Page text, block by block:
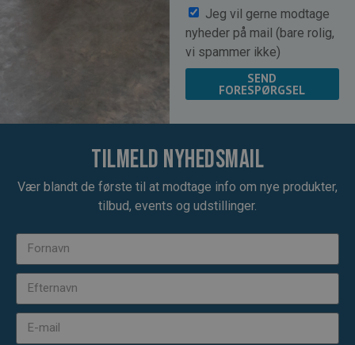
Jeg vil gerne modtage
nyheder på mail (bare rolig,
vi spammer ikke)
SEND
FORESPØRGSEL
Tilmeld nyhedsmail
Vær blandt de første til at modtage info om nye produkter,
tilbud, events og udstillinger.